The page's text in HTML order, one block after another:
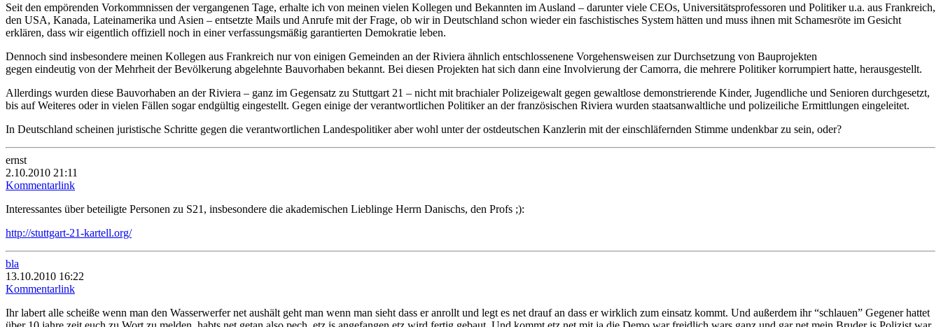
Seit den empörenden Vorkommnissen der vergangenen Tage, erhalte ich von meinen vielen Kollegen und Bekannten im Ausland – darunter viele CEOs, Universitätsprofessoren und Politiker u.a. aus Frankreich,
den USA, Kanada, Lateinamerika und Asien – entsetzte Mails und Anrufe mit der Frage, ob wir in Deutschland schon wieder ein faschistisches System hätten und muss ihnen mit Schamesröte im Gesicht
erklären, dass wir eigentlich offiziell noch in einer verfassungsmäßig garantierten Demokratie leben.
Dennoch sind insbesondere meinen Kollegen aus Frankreich nur von einigen Gemeinden an der Riviera ähnlich entschlossenene Vorgehensweisen zur Durchsetzung von Bauprojekten
gegen eindeutig von der Mehrheit der Bevölkerung abgelehnte Bauvorhaben bekannt. Bei diesen Projekten hat sich dann eine Involvierung der Camorra, die mehrere Politiker korrumpiert hatte, herausgestellt.
Allerdings wurden diese Bauvorhaben an der Riviera – ganz im Gegensatz zu Stuttgart 21 – nicht mit brachialer Polizeigewalt gegen gewaltlose demonstrierende Kinder, Jugendliche und Senioren durchgesetzt,
bis auf Weiteres oder in vielen Fällen sogar endgültig eingestellt. Gegen einige der verantwortlichen Politiker an der französischen Riviera wurden staatsanwaltliche und polizeiliche Ermittlungen eingeleitet.
In Deutschland scheinen juristische Schritte gegen die verantwortlichen Landespolitiker aber wohl unter der ostdeutschen Kanzlerin mit der einschläfernden Stimme undenkbar zu sein, oder?
ernst
2.10.2010 21:11
Kommentarlink
Interessantes über beteiligte Personen zu S21, insbesondere die akademischen Lieblinge Herrn Danischs, den Profs ;):
http://stuttgart-21-kartell.org/
bla
13.10.2010 16:22
Kommentarlink
Ihr labert alle scheiße wenn man den Wasserwerfer net aushält geht man wenn man sieht dass er anrollt und legt es net drauf an dass er wirklich zum einsatz kommt. Und außerdem ihr “schlauen” Gegener hattet